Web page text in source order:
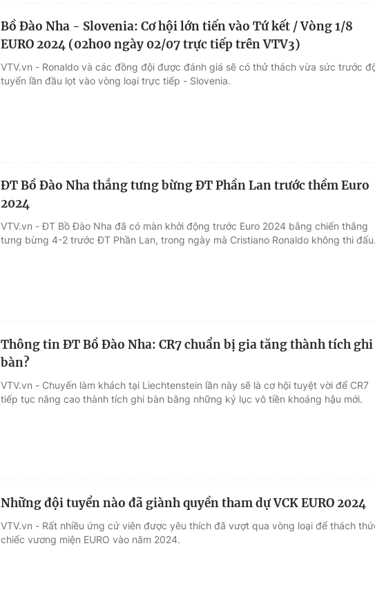
Bồ Đào Nha - Slovenia: Cơ hội lớn tiến vào Tứ kết / Vòng 1/8
EURO 2024 (02h00 ngày 02/07 trực tiếp trên VTV3)
VTV.vn - Ronaldo và các đồng đội được đánh giá sẽ có thử thách vừa sức trước
tuyển lần đầu lọt vào vòng loại trực tiếp - Slovenia.
ĐT Bồ Đào Nha thắng tưng bừng ĐT Phần Lan trước thềm Euro
2024
VTV.vn - ĐT Bồ Đào Nha đã có màn khởi động trước Euro 2024 bằng chiến thắng
tưng bừng 4-2 trước ĐT Phần Lan, trong ngày mà Cristiano Ronaldo không thi
Thông tin ĐT Bồ Đào Nha: CR7 chuẩn bị gia tăng thành tích ghi
bàn?
VTV.vn - Chuyến làm khách tại Liechtenstein lần này sẽ là cơ hội tuyệt vời để CR7
tiếp tục nâng cao thành tích ghi bàn bằng những kỷ lục vô tiền khoáng hậu mới.
Những đội tuyển nào đã giành quyền tham dự VCK EURO 2024
VTV.vn - Rất nhiều ứng cử viên được yêu thích đã vượt qua vòng loại để thách
chiếc vương miện EURO vào năm 2024.